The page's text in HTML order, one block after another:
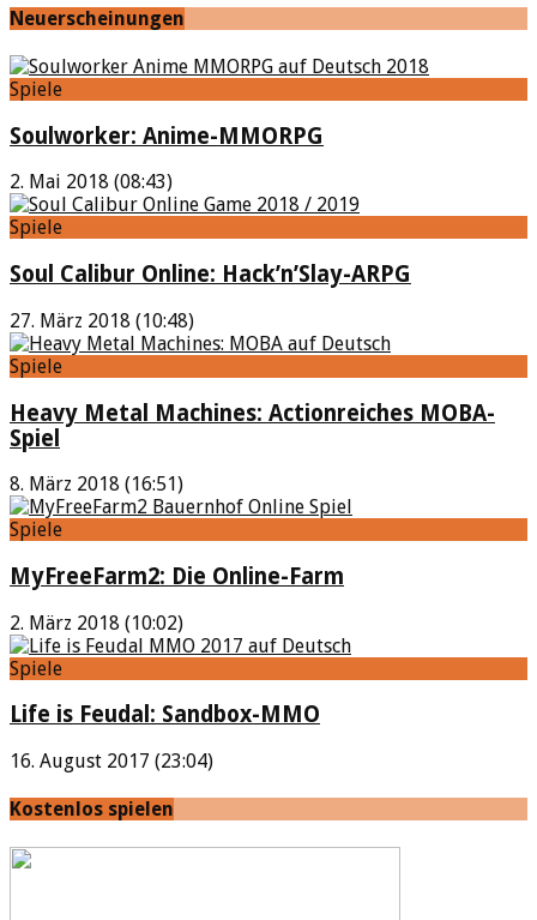
Neuerscheinungen
Spiele
Soulworker: Anime-MMORPG
2. Mai 2018 (08:43)
Spiele
Soul Calibur Online: Hack’n’Slay-ARPG
27. März 2018 (10:48)
Spiele
Heavy Metal Machines: Actionreiches MOBA-
Spiel
8. März 2018 (16:51)
Spiele
MyFreeFarm2: Die Online-Farm
2. März 2018 (10:02)
Spiele
Life is Feudal: Sandbox-MMO
16. August 2017 (23:04)
Kostenlos spielen